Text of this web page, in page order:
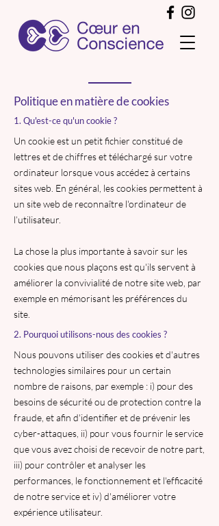
Politique en matière de cookies
1. Qu'est-ce qu'un cookie ?
Un cookie est un petit fichier constitué de
lettres et de chiffres et téléchargé sur votre
ordinateur lorsque vous accédez à certains
sites web. En général, les cookies permettent à
un site web de reconnaître l'ordinateur de
l’utilisateur.
La chose la plus importante à savoir sur les
cookies que nous plaçons est qu'ils servent à
améliorer la convivialité de notre site web, par
exemple en mémorisant les préférences du
site.
2. Pourquoi utilisons-nous des cookies ?
Nous pouvons utiliser des cookies et d'autres
technologies similaires pour un certain
nombre de raisons, par exemple : i) pour des
besoins de sécurité ou de protection contre la
fraude, et afin d'identifier et de prévenir les
cyber-attaques, ii) pour vous fournir le service
que vous avez choisi de recevoir de notre part,
iii) pour contrôler et analyser les
performances, le fonctionnement et l'efficacité
de notre service et iv) d'améliorer votre
expérience utilisateur.